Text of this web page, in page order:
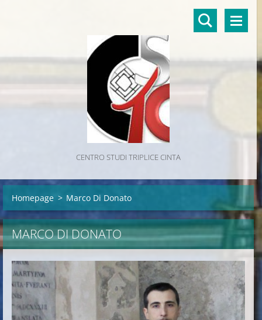
CENTRO STUDI TRIPLICE CINTA
Homepage > Marco Di Donato
MARCO DI DONATO